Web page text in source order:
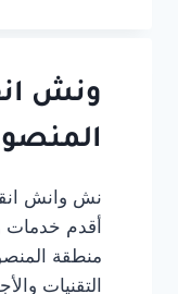
طريق
دمياط
ونش
نش وانش
أقدم
منطقة
التقنيات